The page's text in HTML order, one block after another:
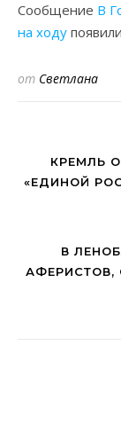
Сообщение В
на ходу
от Светлана
КРЕМЛЬ
«ЕДИНОЙ
В